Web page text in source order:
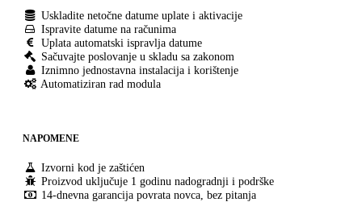
Uskladite netočne datume uplate i aktivacije
Ispravite datume na računima
Uplata automatski ispravlja datume
Sačuvajte poslovanje u skladu sa zakonom
Iznimno jednostavna instalacija i korištenje
Automatiziran rad modula
NAPOMENE
Izvorni kod je zaštićen
Proizvod uključuje 1 godinu nadogradnji i podrške
14-dnevna garancija povrata novca, bez pitanja